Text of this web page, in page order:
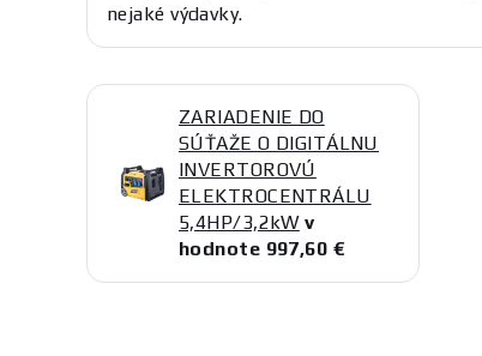
nejaké výdavky.
ZARIADENIE DO
SÚŤAŽE O DIGITÁLNU
INVERTOROVÚ
ELEKTROCENTRÁLU
5,4HP/3,2kW v
hodnote 997,60 €